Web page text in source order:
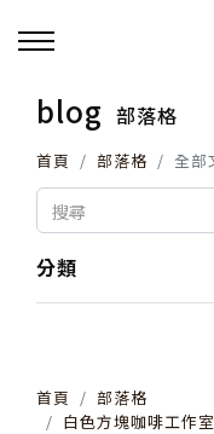
回主選單
活動報名
小旅行及主題導覽
其他活動
blog 部落格
首頁 部落格 全部
分類
首頁
部落格
白色方塊咖啡工作